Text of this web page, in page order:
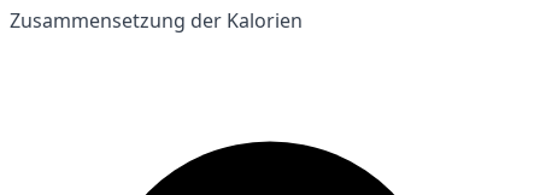
Zusammensetzung der Kalorien